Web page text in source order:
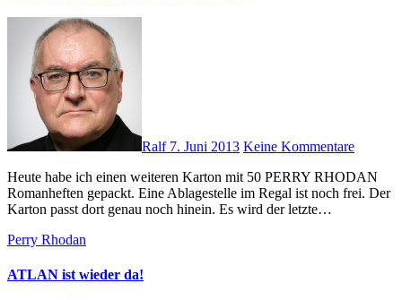
Ralf 7. Juni 2013 Keine Kommentare
Heute habe ich einen weiteren Karton mit 50 PERRY RHODAN
Romanheften gepackt. Eine Ablagestelle im Regal ist noch frei. Der
Karton passt dort genau noch hinein. Es wird der letzte…
Perry Rhodan
ATLAN ist wieder da!